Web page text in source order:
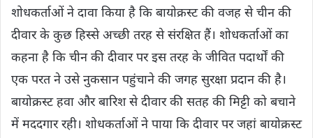
शोधकर्ताओं ने दावा किया है कि बायोक्रस्ट की वजह से चीन की
दीवार के कुछ हिस्से अच्छी तरह से संरक्षित हैं। शोधकर्ताओं का
कहना है कि चीन की दीवार पर इस तरह के जीवित पदार्थों की
एक परत ने उसे नुकसान पहुंचाने की जगह सुरक्षा प्रदान की है।
बायोक्रस्ट हवा और बारिश से दीवार की सतह की मिट्टी को बचाने
में मददगार रही। शोधकर्ताओं ने पाया कि दीवार पर जहां बायोक्रस्ट